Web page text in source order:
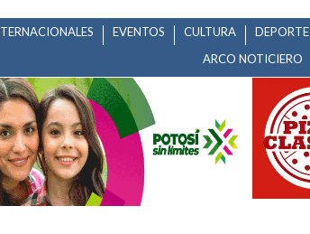
EVENTOS CULTURA DEPORTE
ARCO NOTICIERO